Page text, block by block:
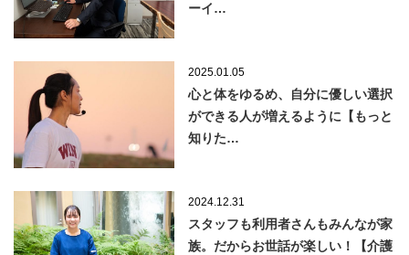
ーイ…
2025.01.05
心と体をゆるめ、自分に優しい選択
ができる人が増えるように【もっと
知りた…
2024.12.31
スタッフも利用者さんもみんなが家
族。だからお世話が楽しい！【介護